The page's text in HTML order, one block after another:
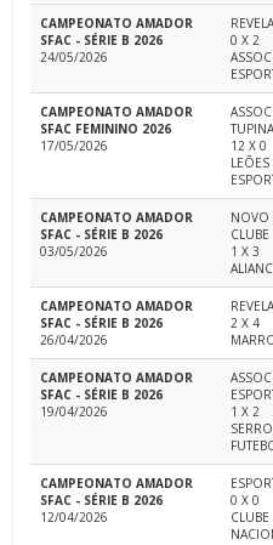
CAMPEONATO AMADOR
SFAC - SÉRIE B 2026
24/05/2026
0 X 2
CAMPEONATO AMADOR
SFAC FEMININO 2026
17/05/2026
12 X 0
CAMPEONATO AMADOR
SFAC - SÉRIE B 2026
03/05/2026
NOVO
CLUBE
1 X 3
CAMPEONATO AMADOR
SFAC - SÉRIE B 2026
26/04/2026
2 X 4
CAMPEONATO AMADOR
SFAC - SÉRIE B 2026
19/04/2026
1 X 2
CAMPEONATO AMADOR
SFAC - SÉRIE B 2026
12/04/2026
0 X 0
CLUBE